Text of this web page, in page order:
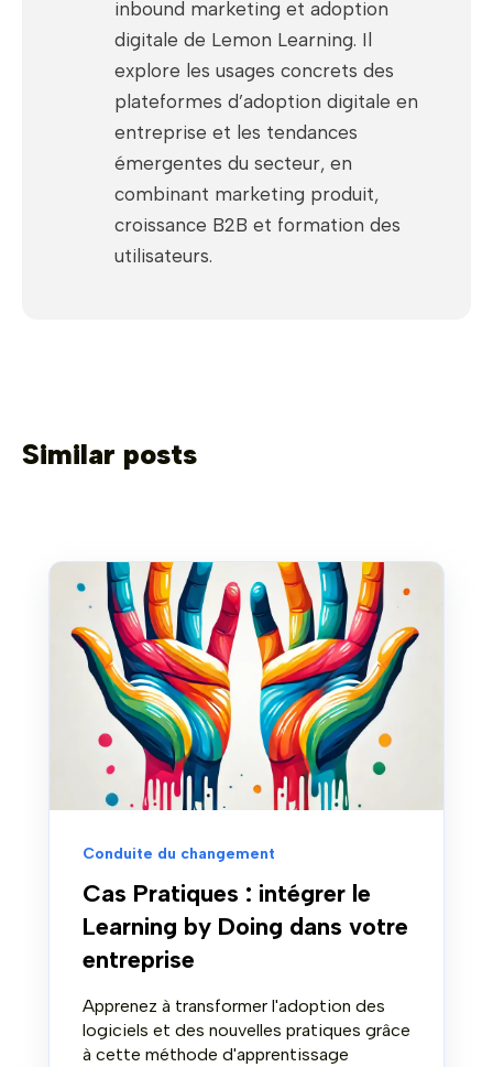
inbound marketing et adoption
digitale de Lemon Learning. Il
explore les usages concrets des
plateformes d’adoption digitale en
entreprise et les tendances
émergentes du secteur, en
combinant marketing produit,
croissance B2B et formation des
utilisateurs.
Similar posts
Conduite du changement
Cas Pratiques : intégrer le
Learning by Doing dans votre
entreprise
Apprenez à transformer l'adoption des
logiciels et des nouvelles pratiques grâce
à cette méthode d'apprentissage